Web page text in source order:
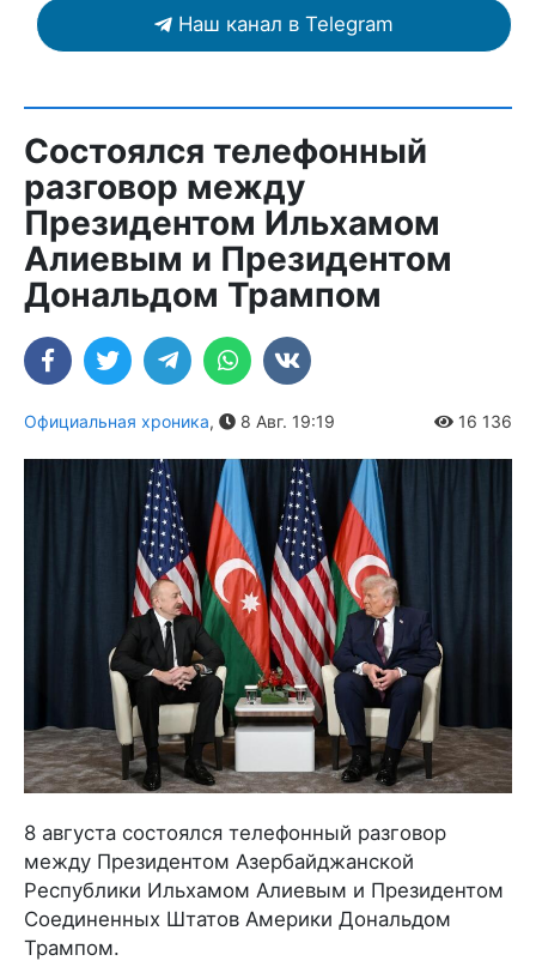
Наш канал в Telegram
Состоялся телефонный
разговор между
Президентом Ильхамом
Алиевым и Президентом
Дональдом Трампом
Официальная хроника, 8 Авг. 19:19 16 136
8 августа состоялся телефонный разговор
между Президентом Азербайджанской
Республики Ильхамом Алиевым и Президентом
Соединенных Штатов Америки Дональдом
Трампом.